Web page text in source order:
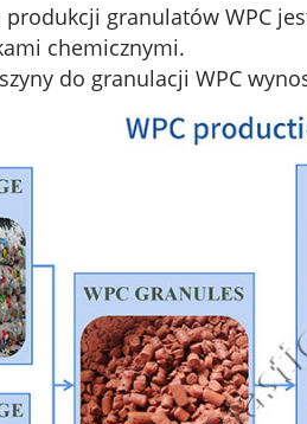
produkcji granulatów WPC
chemicznymi.
do granulacji WPC